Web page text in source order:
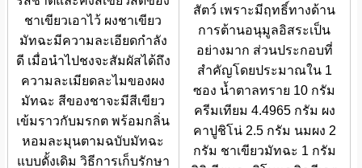
ชาเขียวเอาไว้ ผงชาเขียว
มัทฉะมีความละเอียดกำลัง
ดี เมื่อนำไปชงจะสัมผัสได้ถึง
ความละเมียดละไมของผง
มัทฉะ สีของชาจะมีสีเขียว
เข้มราวกับมรกต พร้อมกลิ่น
หอมละมุนตามฉบับมัทฉะ
แบบดั้งเดิม วิธีการเก็บรักษา
สัตว์ เพราะมีฤทธิ์ทางด้าน
การต้านอนุมูลอิสระเป็น
อย่างมาก ส่วนประกอบที่
สำคัญโดยประมาณใน 1
ซอง น้ำตาลทราย 10 กรัม
ครีมเทียม 4.4965 กรัม ผง
คาปูชิโน่ 2.5 กรัม นมผง 2
กรัม ชาเขียวมัทฉะ 1 กรัม